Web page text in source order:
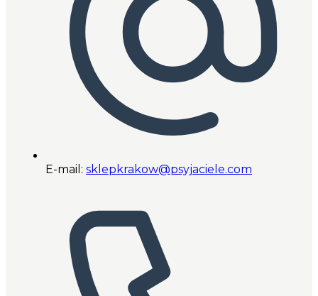
E-mail: sklepkrakow@psyjaciele.com